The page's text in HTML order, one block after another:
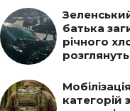
батька
річного
категорій